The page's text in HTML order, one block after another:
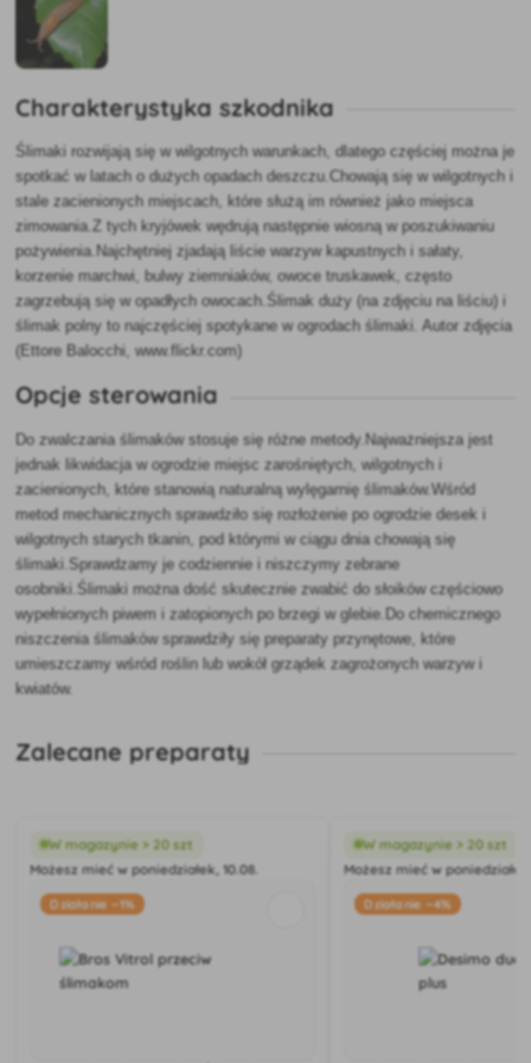
Charakterystyka szkodnika
Ślimaki rozwijają się w wilgotnych warunkach, dlatego częściej można je
spotkać w latach o dużych opadach deszczu.Chowają się w wilgotnych i
stale zacienionych miejscach, które służą im również jako miejsca
zimowania.Z tych kryjówek wędrują następnie wiosną w poszukiwaniu
pożywienia.Najchętniej zjadają liście warzyw kapustnych i sałaty,
korzenie marchwi, bulwy ziemniaków, owoce truskawek, często
zagrzebują się w opadłych owocach.Ślimak duży (na zdjęciu na liściu) i
ślimak polny to najczęściej spotykane w ogrodach ślimaki.Autor zdjęcia
( Ettore Balocchi, www.flickr.com)
Opcje sterowania
Do zwalczania ślimaków stosuje się różne metody.Najważniejsza jest
jednak likwidacja w ogrodzie miejsc zarośniętych, wilgotnych i
zacienionych, które stanowią naturalną wylęgarnię ślimaków.Wśród
metod mechanicznych sprawdziło się rozłożenie po ogrodzie desek i
wilgotnych starych tkanin, pod którymi w ciągu dnia chowają się
ślimaki.Sprawdzamy je codziennie i niszczymy zebrane
osobniki.Ślimaki można dość skutecznie zwabić do słoików częściowo
wypełnionych piwem i zatopionych po brzegi w glebie.Do chemicznego
niszczenia ślimaków sprawdziły się preparaty przynętowe, które
umieszczamy wśród roślin lub wokół grządek zagrożonych warzyw i
kwiatów.
Zalecane preparaty
W magazynie > 20 szt
Możesz mieć w poniedziałek, 10.08.
Działanie −1%
W magazynie > 20 szt
Możesz mieć w
Działanie −4%